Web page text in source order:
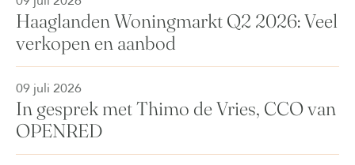
Haaglanden Woningmarkt Q2 2026: Veel
verkopen en aanbod
09 juli 2026
In gesprek met Thimo de Vries, CCO van
OPENRED